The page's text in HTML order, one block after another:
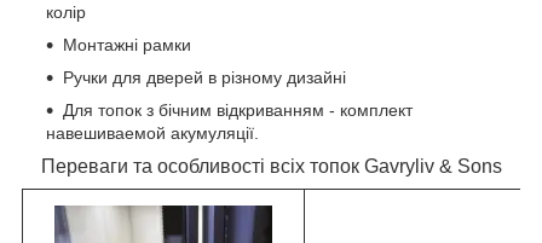
колір
Монтажні рамки
Ручки для дверей в різному дизайні
Для топок з бічним відкриванням - комплект
навешиваемой акумуляції.
Переваги та особливості всіх топок Gavryliv & Sons